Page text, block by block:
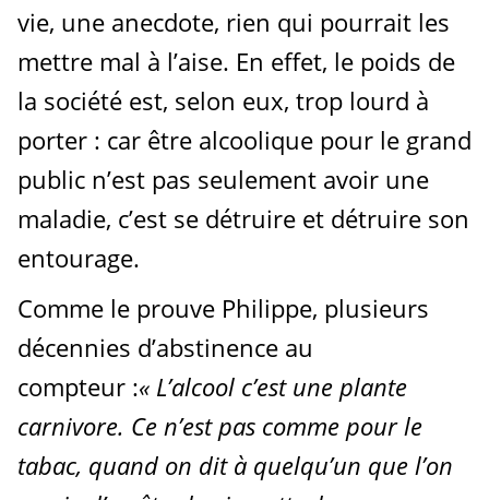
vie, une anecdote, rien qui pourrait les
mettre mal à l’aise. En effet, le poids de
la société est, selon eux, trop lourd à
porter : car être alcoolique pour le grand
public n’est pas seulement avoir une
maladie, c’est se détruire et détruire son
entourage.
Comme le prouve Philippe, plusieurs
décennies d’abstinence au
compteur :« L’alcool c’est une plante
carnivore. Ce n’est pas comme pour le
tabac, quand on dit à quelqu’un que l’on